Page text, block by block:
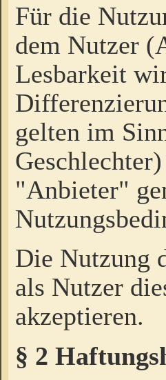
Für die
dem Nutzer
Lesbarkeit
gelten im
"Anbieter"
Die Nutzung
als Nutzer
akzeptieren.
§ 2